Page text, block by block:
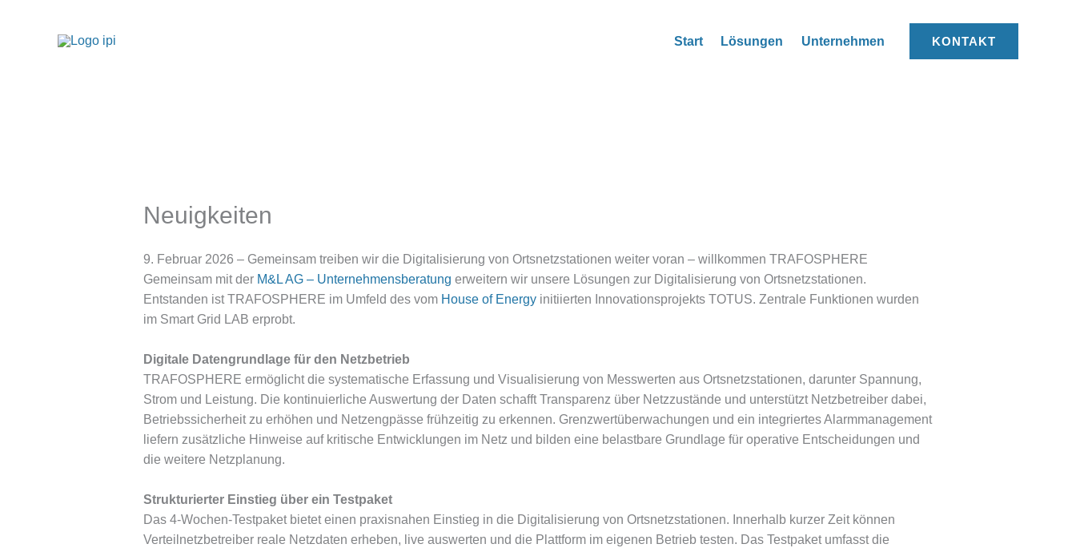
Start Lösungen Unternehmen KONTAKT
Neuigkeiten
9. Februar 2026 – Gemeinsam treiben wir die Digitalisierung von Ortsnetzstationen weiter voran – willkommen TRAFOSPHERE
Gemeinsam mit der M&L AG – Unternehmensberatung erweitern wir unsere Lösungen zur Digitalisierung von Ortsnetzstationen.
Entstanden ist TRAFOSPHERE im Umfeld des vom House of Energyinitiierten Innovationsprojekts TOTUS. Zentrale Funktionen wurden
im Smart Grid LAB erprobt.
Digitale Datengrundlage für den Netzbetrieb
TRAFOSPHERE ermöglicht die systematische Erfassung und Visualisierung von Messwerten aus Ortsnetzstationen, darunter Spannung,
Strom und Leistung. Die kontinuierliche Auswertung der Daten schafft Transparenz über Netzzustände und unterstützt Netzbetreiber dabei,
Betriebssicherheit zu erhöhen und Netzengpässe frühzeitig zu erkennen. Grenzwertüberwachungen und ein integriertes Alarmmanagement
liefern zusätzliche Hinweise auf kritische Entwicklungen im Netz und bilden eine belastbare Grundlage für operative Entscheidungen und
die weitere Netzplanung.
Strukturierter Einstieg über ein Testpaket
Das 4-Wochen-Testpaket bietet einen praxisnahen Einstieg in die Digitalisierung von Ortsnetzstationen. Innerhalb kurzer Zeit können
Verteilnetzbetreiber reale Netzdaten erheben, live auswerten und die Plattform im eigenen Betrieb testen. Das Testpaket umfasst die